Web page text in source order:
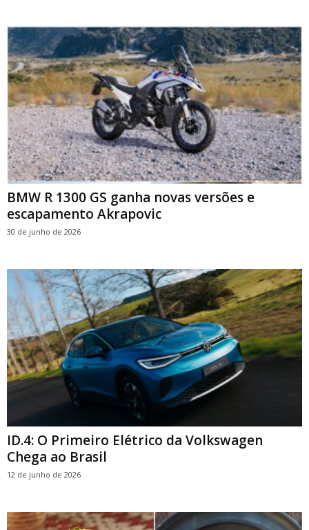
BMW R 1300 GS ganha novas versões e
escapamento Akrapovic
30 de junho de 2026
ID.4: O Primeiro Elétrico da Volkswagen
Chega ao Brasil
12 de junho de 2026